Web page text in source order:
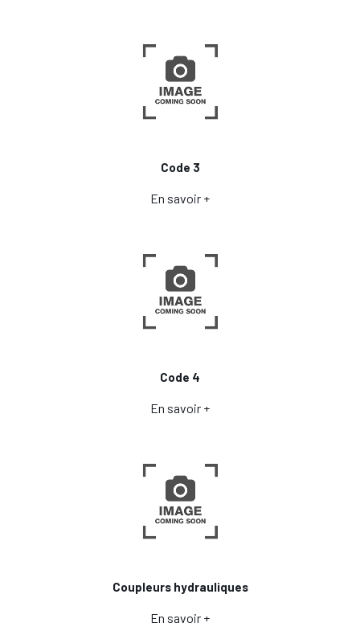
Code 3
En savoir +
Code 4
En savoir +
Coupleurs hydrauliques
En savoir +